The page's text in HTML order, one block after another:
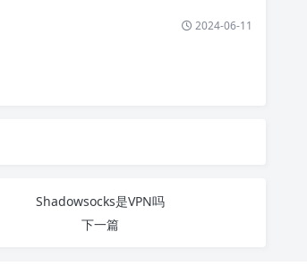
2024-06-11
Shadowsocks是VPN吗
下一篇